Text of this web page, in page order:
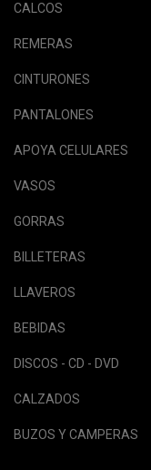
CALCOS
REMERAS
CINTURONES
PANTALONES
APOYA CELULARES
VASOS
GORRAS
BILLETERAS
LLAVEROS
BEBIDAS
DISCOS - CD - DVD
CALZADOS
BUZOS Y CAMPERAS